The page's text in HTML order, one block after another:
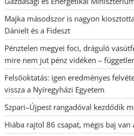
Majka másodszor is nagyon
Dánielt és a Fideszt
Pénztelen megyei foci, dráguló
mire nem jut pénz vidéken –
Felsőoktatás: igen eredményes
vissza a Nyíregyházi Egyetem
Szpari–Újpest rangadóval kezdődik
Hiába rajtol 86 csapat, mégis baj van